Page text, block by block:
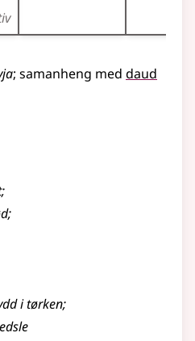
; samanheng med daud
;
;
i tørken;